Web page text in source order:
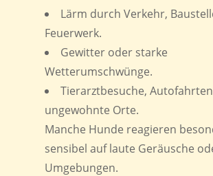
Lärm durch Verkehr,
Feuerwerk.
Gewitter oder starke
Wetterumschwünge.
Tierarztbesuche,
ungewohnte Orte.
Manche Hunde reagieren
sensibel auf laute Geräusche
Umgebungen.